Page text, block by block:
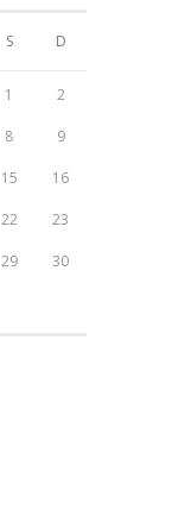
S D
1 2
8 9
15 16
22 23
29 30